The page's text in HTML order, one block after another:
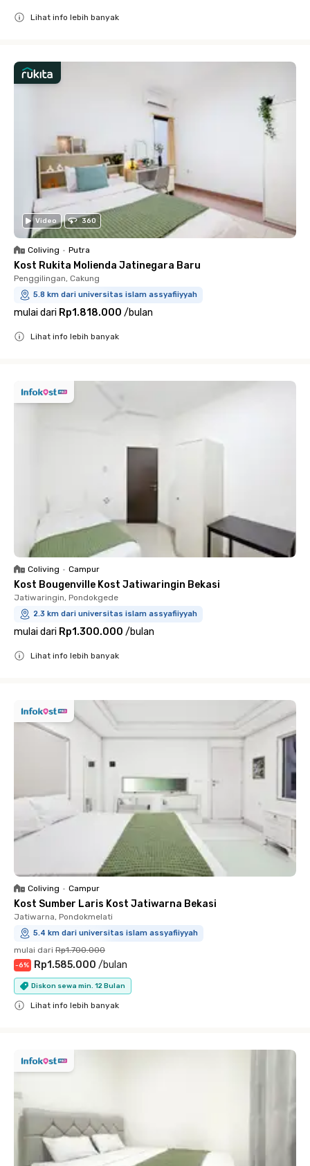
Lihat info lebih banyak
Video 360
Coliving • Putra
Kost Rukita Molienda Jatinegara Baru
Penggilingan, Cakung
5.8 km dari universitas islam assyafiiyyah
mulai dari Rp1.818.000 /bulan
Lihat info lebih banyak
Coliving • Campur
Kost Bougenville Kost Jatiwaringin Bekasi
Jatiwaringin, Pondokgede
2.3 km dari universitas islam assyafiiyyah
mulai dari Rp1.300.000 /bulan
Lihat info lebih banyak
Coliving • Campur
Kost Sumber Laris Kost Jatiwarna Bekasi
Jatiwarna, Pondokmelati
5.4 km dari universitas islam assyafiiyyah
mulai dari Rp1.700.000
-6% Rp1.585.000 /bulan
Diskon sewa min. 12 Bulan
Lihat info lebih banyak